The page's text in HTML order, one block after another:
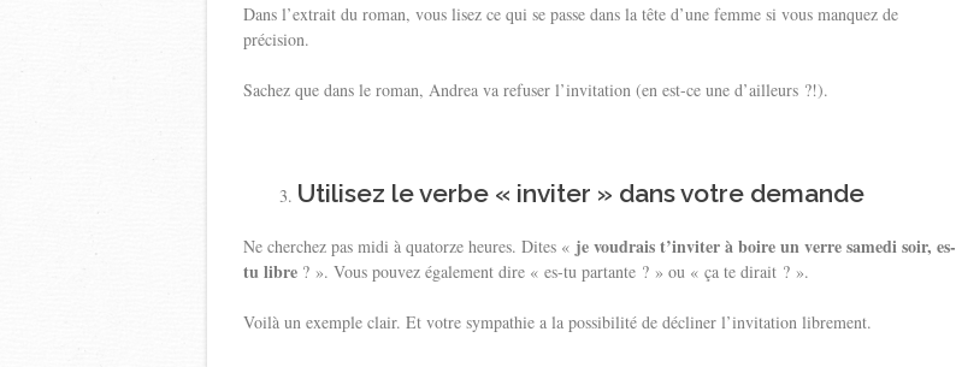
Dans l’extrait du roman, vous lisez ce qui se passe dans la tête d’une femme si vous manquez de
précision.
Sachez que dans le roman, Andrea va refuser l’invitation (en est-ce une d’ailleurs ?!).
Utilisez le verbe « inviter » dans votre demande
Ne cherchez pas midi à quatorze heures. Dites « je voudrais t’inviter à boire un verre samedi soir, es-
tu libre ? ». Vous pouvez également dire « es-tu partante ? » ou « ça te dirait ? ».
Voilà un exemple clair. Et votre sympathie a la possibilité de décliner l’invitation librement.